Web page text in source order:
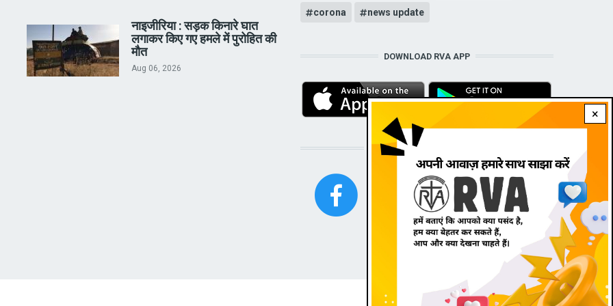
×
नाइजीरिया : सड़क किनारे घात
लगाकर किए गए हमले में पुरोहित की
मौत
Aug 06, 2026
corona news update
DOWNLOAD RVA APP
STAY CONNECTED WITH US!